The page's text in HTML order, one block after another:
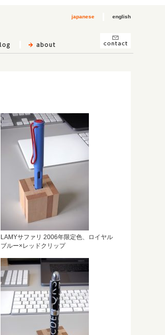
japanese english
LAMYサファリ 2006年限定色、ロイヤル
ブルー×レッドクリップ